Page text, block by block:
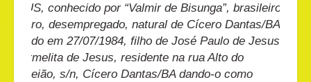
JESUS, conhecido por “Valmir de Bisunga”, brasileiro,
solteiro, desempregado, natural de Cícero Dantas/BA,
nascido em 27/07/1984, filho de José Paulo de Jesus
e Carmelita de Jesus, residente na rua Alto do
Gouveião, s/n, Cícero Dantas/BA dando-o como